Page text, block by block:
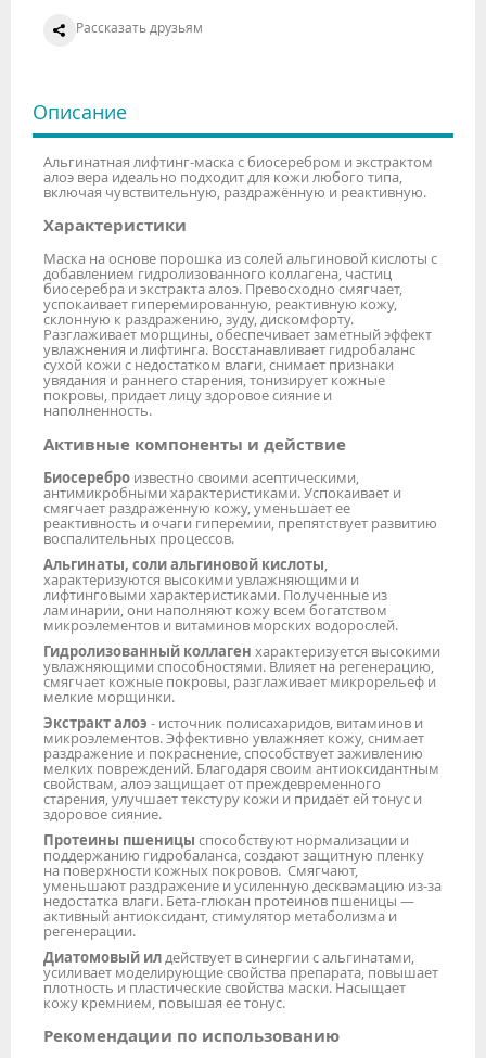
Рассказать друзьям
Описание
Альгинатная лифтинг-маска с биосеребром и экстрактом
алоэ вера идеально подходит для кожи любого типа,
включая чувствительную, раздражённую и реактивную.
Характеристики
Маска на основе порошка из солей альгиновой кислоты с
добавлением гидролизованного коллагена, частиц
биосеребра и экстракта алоэ. Превосходно смягчает,
успокаивает гиперемированную, реактивную кожу,
склонную к раздражению, зуду, дискомфорту.
Разглаживает морщины, обеспечивает заметный эффект
увлажнения и лифтинга. Восстанавливает гидробаланс
сухой кожи с недостатком влаги, снимает признаки
увядания и раннего старения, тонизирует кожные
покровы, придает лицу здоровое сияние и
наполненность.
Активные компоненты и действие
Биосеребро известно своими асептическими,
антимикробными характеристиками. Успокаивает и
смягчает раздраженную кожу, уменьшает ее
реактивность и очаги гиперемии, препятствует развитию
воспалительных процессов.
Альгинаты, соли альгиновой кислоты,
характеризуются высокими увлажняющими и
лифтинговыми характеристиками. Полученные из
ламинарии, они наполняют кожу всем богатством
микроэлементов и витаминов морских водорослей.
Гидролизованный коллаген характеризуется высокими
увлажняющими способностями. Влияет на регенерацию,
смягчает кожные покровы, разглаживает микрорельеф и
мелкие морщинки.
Экстракт алоэ - источник полисахаридов, витаминов и
микроэлементов. Эффективно увлажняет кожу, снимает
раздражение и покраснение, способствует заживлению
мелких повреждений. Благодаря своим антиоксидантным
свойствам, алоэ защищает от преждевременного
старения, улучшает текстуру кожи и придаёт ей тонус и
здоровое сияние.
Протеины пшеницы способствуют нормализации и
поддержанию гидробаланса, создают защитную пленку
на поверхности кожных покровов. Смягчают,
уменьшают раздражение и усиленную десквамацию из-за
недостатка влаги. Бета-глюкан протеинов пшеницы —
активный антиоксидант, стимулятор метаболизма и
регенерации.
Диатомовый илдействует в синергии с альгинатами,
усиливает моделирующие свойства препарата, повышает
плотность и пластические свойства маски. Насыщает
кожу кремнием, повышая ее тонус.
Рекомендации по использованию